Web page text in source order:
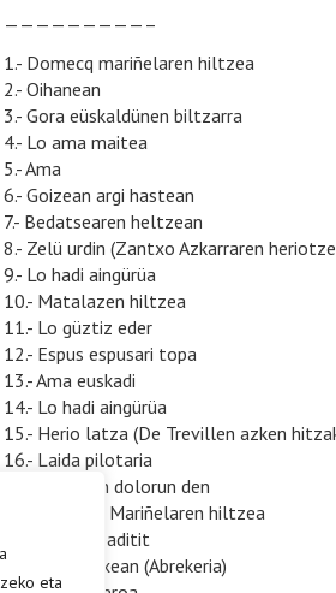
eta
—————————–
1.- Domecq mariñelaren hiltzea
2.- Oihanean
3.- Gora eüskaldünen biltzarra
4.- Lo ama maitea
5.- Ama
6.- Goizean argi hastean
7.- Bedatsearen heltzean
8.- Zelü urdin (Zantxo Azkarraren
9.- Lo hadi aingürüa
10.- Matalazen hiltzea
11.- Lo güztiz eder
12.- Espus espusari topa
13.- Ama euskadi
14.- Lo hadi aingürüa
15.- Herio latza (De Trevillen azken
16.- Laida pilotaria
17.- Oi zoinen dolorun den
18.- Domecq Mariñelaren hiltzea
19.- Bi ama baditit
20.- Libro etxean (Abrekeria)